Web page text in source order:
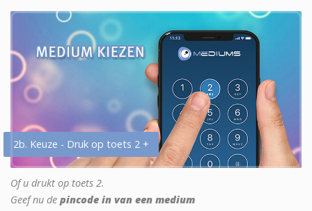
2b. Keuze - Druk op toets 2 +
Of u drukt op toets 2.
Geef nu de pincode in van een medium